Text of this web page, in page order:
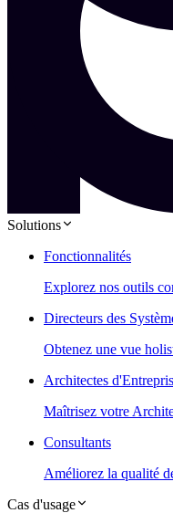
Solutions
Fonctionnalités
Explorez nos outils
Directeurs des
Obtenez une vue
Architectes
Maîtrisez votre
Consultants
Améliorez la qualité
Cas d'usage